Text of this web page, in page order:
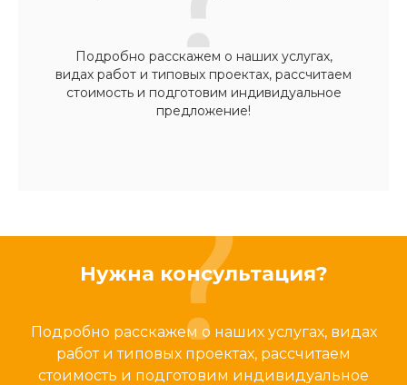
Подробно расскажем о наших услугах,
видах работ и типовых проектах, рассчитаем
стоимость и подготовим индивидуальное
предложение!
Нужна консультация?
Подробно расскажем о наших услугах, видах
работ и типовых проектах, рассчитаем
стоимость и подготовим индивидуальное